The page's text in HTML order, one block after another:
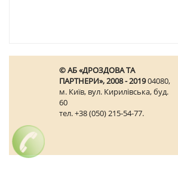
© АБ «ДРОЗДОВА ТА
ПАРТНЕРИ», 2008 - 201904080,
м. Київ, вул. Кирилівська, буд.
60
тел. +38 (050) 215-54-77.